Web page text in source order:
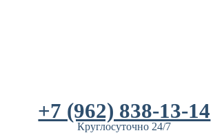
+7 (962) 838-13-14
Круглосуточно 24/7